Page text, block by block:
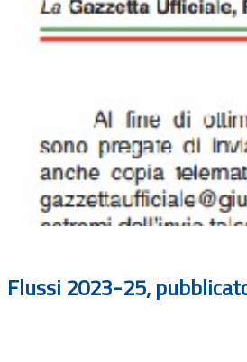
Flussi 2023-25,